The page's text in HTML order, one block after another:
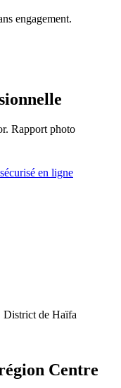
engagement.
Rapport photo
en ligne
District de Haïfa
Centre